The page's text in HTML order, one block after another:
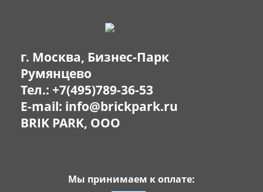
г. Москва, Бизнес-Парк
Румянцево
Тел.: +7(495)789-36-53
E-mail: info@brickpark.ru
BRIK PARK, OOO
Мы принимаем к оплате: